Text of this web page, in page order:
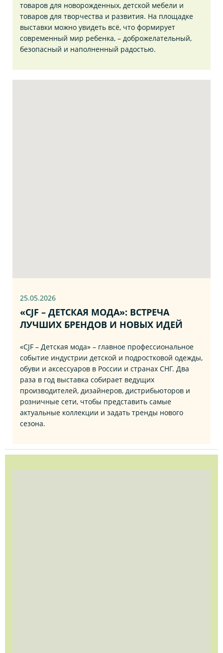
товаров для новорожденных, детской мебели и
товаров для творчества и развития. На площадке
выставки можно увидеть всё, что формирует
современный мир ребенка, – доброжелательный,
безопасный и наполненный радостью.
25.05.2026
«CJF – ДЕТСКАЯ МОДА»: ВСТРЕЧА
ЛУЧШИХ БРЕНДОВ И НОВЫХ ИДЕЙ
«CJF – Детская мода» – главное профессиональное
событие индустрии детской и подростковой одежды,
обуви и аксессуаров в России и странах СНГ. Два
раза в год выставка собирает ведущих
производителей, дизайнеров, дистрибьюторов и
розничные сети, чтобы представить самые
актуальные коллекции и задать тренды нового
сезона.